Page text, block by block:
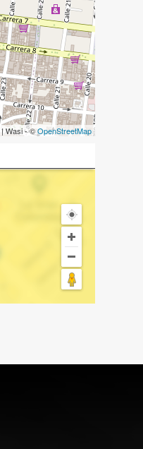
| Wasi - ©OpenStreetMap